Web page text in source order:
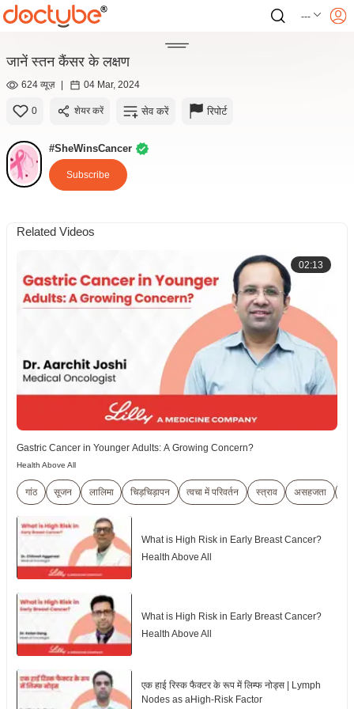
---
जानें स्तन कैंसर के लक्षण
624 व्यूज़ | 04 Mar, 2024
0 शेयर करें सेव करें रिपोर्ट
#SheWinsCancer
Subscribe
Related Videos
02:13
Gastric Cancer in Younger Adults: A Growing Concern?
Health Above All
गांठ सूजन लालिमा चिड़चिड़ापन त्वचा में परिवर्तन स्त्राव असहजता
What is High Risk in Early Breast Cancer?
Health Above All
What is High Risk in Early Breast Cancer?
Health Above All
एक हाई रिस्क फैक्टर के रूप में लिम्फ नोड्स | Lymph
Nodes as aHigh-Risk Factor